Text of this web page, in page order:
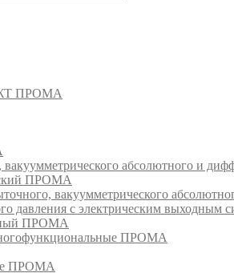
ПРОМА
абсолютного и
ПРОМА
вакуумметрического
давления с электрическим
ПРОМА
ПРОМА
ПРОМА